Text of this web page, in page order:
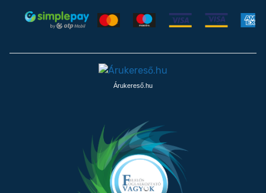
Árukereső.hu